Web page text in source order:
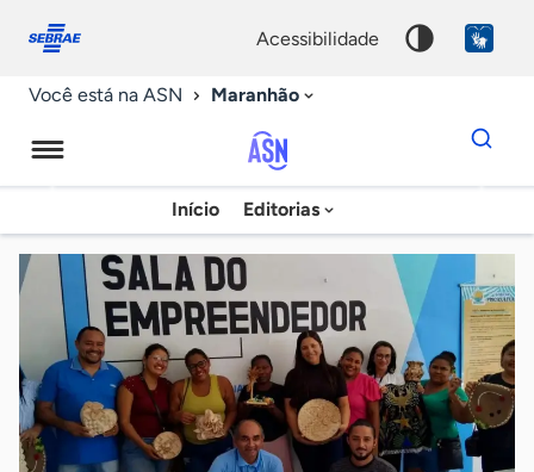
conosco
acessibilidade
Você está na ASN Maranhão
Agência
Sebrae
Notícias
Início Editorias
Dados
para
chave